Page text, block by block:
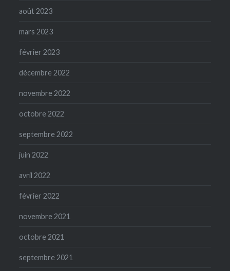
août 2023
mars 2023
février 2023
décembre 2022
novembre 2022
octobre 2022
septembre 2022
juin 2022
avril 2022
février 2022
novembre 2021
octobre 2021
septembre 2021